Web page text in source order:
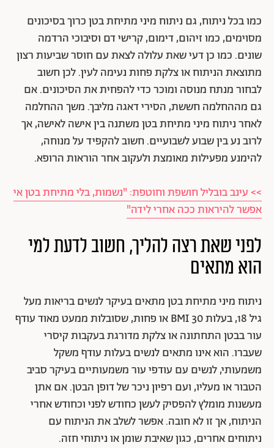
כמו בכל ניתוח, גם ניתוח מיני מתיחת בטן כרוך בסיכונים
מסוימים, כמו זיהום, דימום, קרישי דם וסיבוכי הרדמה
שונים. כמו כן דעי שאת עלולה לצאת עם חוסר שביעות רצון
מתוצאת הניתוח או צלקת פחות נעימה לעין. לכן חשוב
לבחור מנתח מנוסה ומוכר כדי להפחית את הסיכונים. אם
גם מההחלמה חששת, הסירי דאגה מליבך. משך ההחלמה
לאחר ניתוח מיני מתיחת בטן משתנה בין אישה לאישה, אך
לרוב נע בין שבוע לשבועיים. חשוב להקפיד על מנוחה,
להימנע מפעילות מאומצת ולעקוב אחר הוראות הרופא.
>> עינב בובליל חושפת וחוטפת: "נשמות, בלי מתיחת בטן אי
אפשר להיראות ככה אחרי לידה"
לפני שאת רצה להליך, חשוב לדעת למי
הוא מתאים
ניתוח מיני מתיחת בטן מתאים בעיקר לנשים בריאות מעל
גיל 18, בעלות BMI 30 או פחות, שסובלות ממעט מאוד עודף
עור בבטן התחתונה או צלקת מדורגת בעקבות קיסרי
שעברו. הוא אינו מתאים לנשים בעלות עודף משקל
משמעותי, לנשים עם עודפי עור משמעותיים בעיקר סביב
הטבור או מעליו, ועם רפיון ניכר של דופן הבטן. אם אתן
מעשנות מומלץ להפסיק לעשן כחודש לפני וכחודש אחרי
הניתוח, אך זו לא חובה. אפשר לשלב את הניתוח עם
ניתוחים אחרים, כגון שאיבת שומן או ניתוחי חזה.